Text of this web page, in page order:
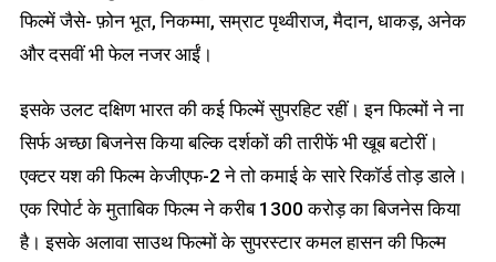
फिल्में जैसे- फ़ोन भूत, निकम्मा, सम्राट पृथ्वीराज, मैदान, धाकड़, अनेक
और दसवीं भी फेल नजर आईं।
इसके उलट दक्षिण भारत की कई फिल्में सुपरहिट रहीं। इन फिल्मों ने ना
सिर्फ अच्छा बिजनेस किया बल्कि दर्शकों की तारीफें भी खूब बटोरीं।
एक्टर यश की फिल्म केजीएफ-2 ने तो कमाई के सारे रिकॉर्ड तोड़ डाले।
एक रिपोर्ट के मुताबिक फिल्म ने करीब 1300 करोड़ का बिजनेस किया
है। इसके अलावा साउथ फिल्मों के सुपरस्टार कमल हासन की फिल्म